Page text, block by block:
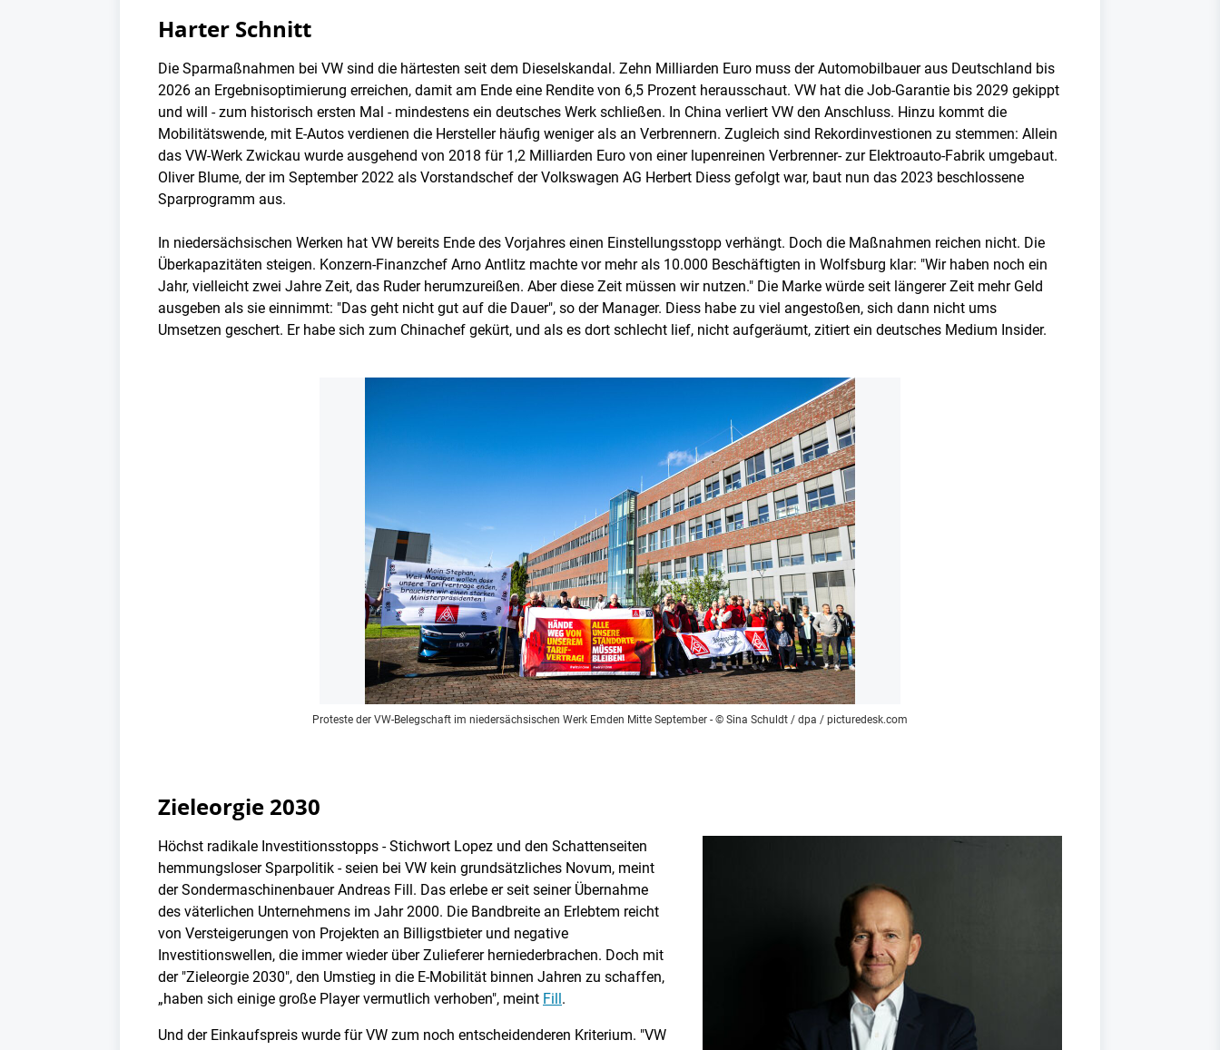
Harter Schnitt
Die Sparmaßnahmen bei VW sind die härtesten seit dem Dieselskandal. Zehn Milliarden Euro muss der Automobilbauer aus Deutschland bis
2026 an Ergebnisoptimierung erreichen, damit am Ende eine Rendite von 6,5 Prozent herausschaut. VW hat die Job-Garantie bis 2029 gekippt
und will - zum historisch ersten Mal - mindestens ein deutsches Werk schließen. In China verliert VW den Anschluss. Hinzu kommt die
Mobilitätswende, mit E-Autos verdienen die Hersteller häufig weniger als an Verbrennern. Zugleich sind Rekordinvestionen zu stemmen: Allein
das VW-Werk Zwickau wurde ausgehend von 2018 für 1,2 Milliarden Euro von einer lupenreinen Verbrenner- zur Elektroauto-Fabrik umgebaut.
Oliver Blume, der im September 2022 als Vorstandschef der Volkswagen AG Herbert Diess gefolgt war, baut nun das 2023 beschlossene
Sparprogramm aus.
In niedersächsischen Werken hat VW bereits Ende des Vorjahres einen Einstellungsstopp verhängt. Doch die Maßnahmen reichen nicht. Die
Überkapazitäten steigen. Konzern-Finanzchef Arno Antlitz machte vor mehr als 10.000 Beschäftigten in Wolfsburg klar: "Wir haben noch ein
Jahr, vielleicht zwei Jahre Zeit, das Ruder herumzureißen. Aber diese Zeit müssen wir nutzen." Die Marke würde seit längerer Zeit mehr Geld
ausgeben als sie einnimmt: "Das geht nicht gut auf die Dauer", so der Manager. Diess habe zu viel angestoßen, sich dann nicht ums
Umsetzen geschert. Er habe sich zum Chinachef gekürt, und als es dort schlecht lief, nicht aufgeräumt, zitiert ein deutsches Medium Insider.
Proteste der VW-Belegschaft im niedersächsischen Werk Emden Mitte September - © Sina Schuldt / dpa / picturedesk.com
Zieleorgie 2030
Höchst radikale Investitionsstopps - Stichwort Lopez und den Schattenseiten
hemmungsloser Sparpolitik - seien bei VW kein grundsätzliches Novum, meint
der Sondermaschinenbauer Andreas Fill. Das erlebe er seit seiner Übernahme
des väterlichen Unternehmens im Jahr 2000. Die Bandbreite an Erlebtem reicht
von Versteigerungen von Projekten an Billigstbieter und negative
Investitionswellen, die immer wieder über Zulieferer herniederbrachen. Doch mit
der "Zieleorgie 2030", den Umstieg in die E-Mobilität binnen Jahren zu schaffen,
„haben sich einige große Player vermutlich verhoben", meint Fill .
Und der Einkaufspreis wurde für VW zum noch entscheidenderen Kriterium. "VW